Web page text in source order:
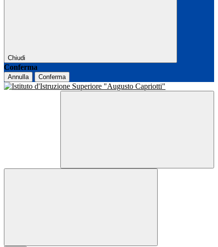
Chiudi
Conferma
Annulla Conferma